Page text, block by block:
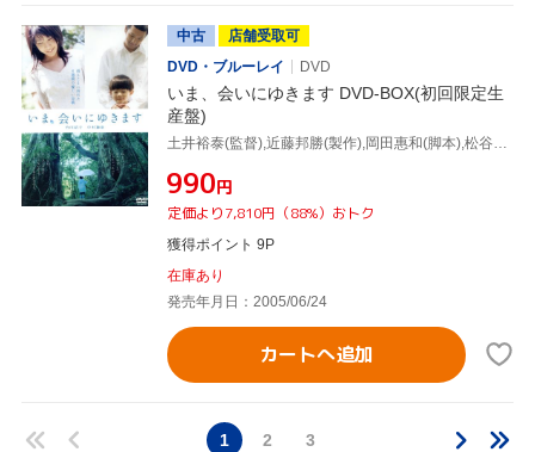
中古
店舗受取可
DVD・ブルーレイ
DVD
いま、会いにゆきます DVD-BOX(初回限定生
産盤)
¥990円
定価より7,810円（88%）おトク
獲得ポイント 9P
在庫あり
発売年月日：2005/06/24
カートへ追加
1 2 3